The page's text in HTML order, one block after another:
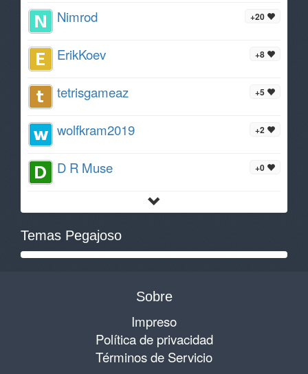
+20
Nimrod
+8
ErikKoev
+5
tetrisgameaz
+2
wolfkram2019
+0
D R Muse
Temas Pegajoso
Sobre
Impreso
Política de privacidad
Términos de Servicio